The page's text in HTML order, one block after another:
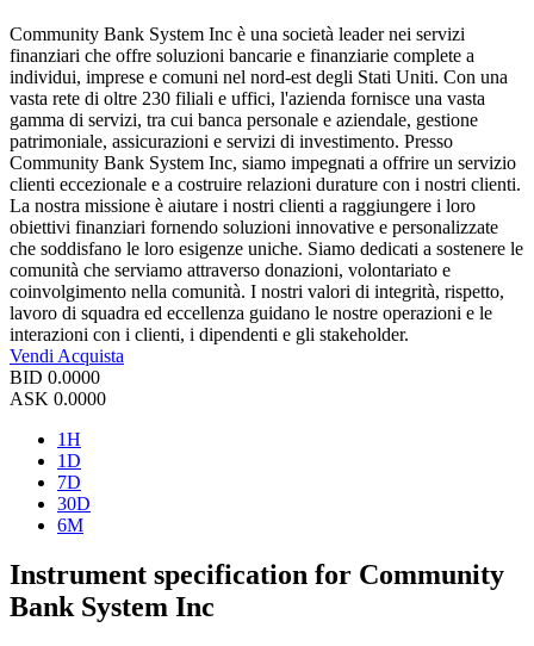
Community Bank System Inc è una società leader nei servizi
finanziari che offre soluzioni bancarie e finanziarie complete a
individui, imprese e comuni nel nord-est degli Stati Uniti. Con una
vasta rete di oltre 230 filiali e uffici, l'azienda fornisce una vasta
gamma di servizi, tra cui banca personale e aziendale, gestione
patrimoniale, assicurazioni e servizi di investimento. Presso
Community Bank System Inc, siamo impegnati a offrire un servizio
clienti eccezionale e a costruire relazioni durature con i nostri clienti.
La nostra missione è aiutare i nostri clienti a raggiungere i loro
obiettivi finanziari fornendo soluzioni innovative e personalizzate
che soddisfano le loro esigenze uniche. Siamo dedicati a sostenere le
comunità che serviamo attraverso donazioni, volontariato e
coinvolgimento nella comunità. I nostri valori di integrità, rispetto,
lavoro di squadra ed eccellenza guidano le nostre operazioni e le
interazioni con i clienti, i dipendenti e gli stakeholder.
Vendi Acquista
BID 0.0000
ASK 0.0000
1H
1D
7D
30D
6M
Instrument specification for Community
Bank System Inc